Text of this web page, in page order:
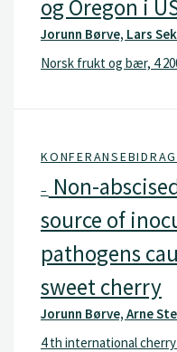
og Oregon i
Jorunn Børve, Lars
Norsk frukt og bær, 4
– Non-
source of
pathogens
sweet cherry
Jorunn Børve, Arne
4 th international